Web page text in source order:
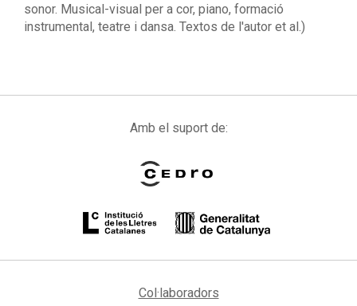
sonor. Musical-visual per a cor, piano, formació
instrumental, teatre i dansa. Textos de l'autor et al.)
Amb el suport de:
Col·laboradors